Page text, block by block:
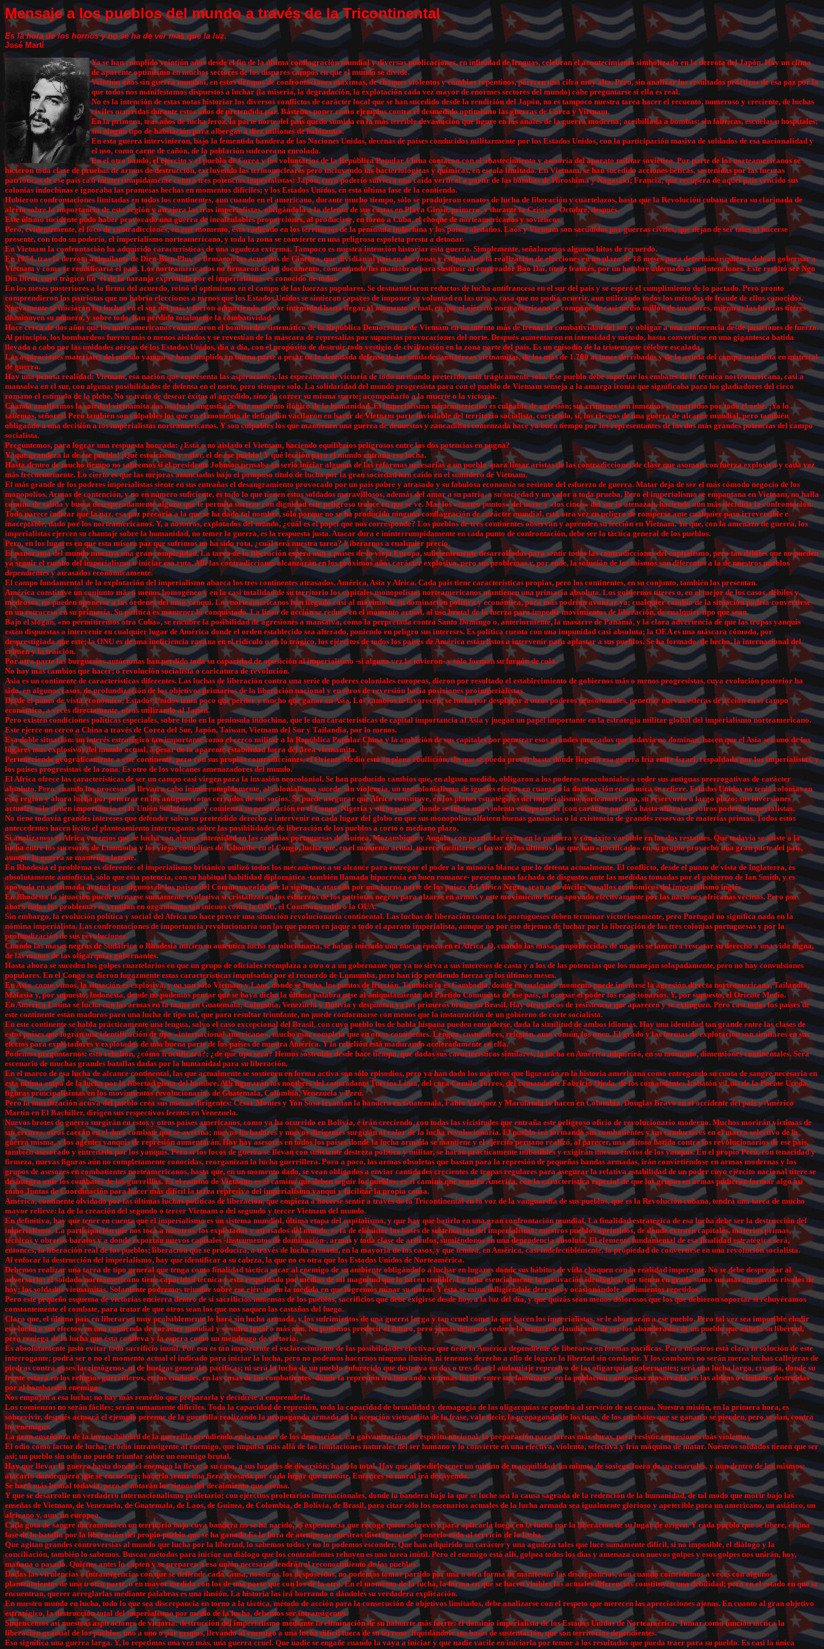
Mensaje a los pueblos del mundo a través de la Tricontinental
Es la hora de los hornos y no se ha de ver más que la luz.
José Martí
Ya se han cumplido veintiún años desde el fin de la última conflagración mundial y diversas publicaciones, en infinidad de lenguas, celebran el acontecimiento simbolizado en la derrota del Japón. Hay un clima
de aparente optimismo en muchos sectores de los dispares campos en que el mundo se divide.
Veintiún años sin guerra mundial, en estos tiempos de confrontaciones máximas, de choques violentos y cambios repentinos, parecen una cifra muy alta. Pero, sin analizar los resultados prácticos de esa paz por la
que todos nos manifestamos dispuestos a luchar (la miseria, la degradación, la explotación cada vez mayor de enormes sectores del mundo) cabe preguntarse si ella es real.
No es la intención de estas notas historiar los diversos conflictos de carácter local que se han sucedido desde la rendición del Japón, no es tampoco nuestra tarea hacer el recuento, numeroso y creciente, de luchas
civiles ocurridas durante estos años de pretendida paz. Bástenos poner como ejemplos contra el desmedido optimismo las guerras de Corea y Vietnam.
En la primera, tras años de lucha feroz, la parte norte del país quedó sumida en la más terrible devastación que figure en los anales de la guerra moderna; acribillada a bombas; sin fábricas, escuelas u hospitales;
sin ningún tipo de habitación para albergar a diez millones de habitantes.
En esta guerra intervinieron, bajo la fementida bandera de las Naciones Unidas, decenas de países conducidos militarmente por los Estados Unidos, con la participación masiva de soldados de esa nacionalidad y
el uso, como carne de cañón, de la población sudcoreana enrolada.
En el otro bando, el ejército y el pueblo de Corea y los voluntarios de la República Popular China contaron con el abastecimiento y asesoría del aparato militar soviético. Por parte de los norteamericanos se
hicieron toda clase de pruebas de armas de destrucción, excluyendo las termonucleares pero incluyendo las bacteriológicas y químicas, en escala limitada. En Vietnam, se han sucedido acciones bélicas, sostenidas por las fuerzas
patrióticas de ese país casi ininterrumpidamente contra tres potencias imperialistas: Japón, cuyo poderío sufriera una caída vertical a partir de las bombas de Hiroshima y Nagasaki; Francia, que recupera de aquel país vencido sus
colonias indochinas e ignoraba las promesas hechas en momentos difíciles; y los Estados Unidos, en esta última fase de la contienda.
Hubieron confrontaciones limitadas en todos los continentes, aun cuando en el americano, durante mucho tiempo, sólo se produjeron conatos de lucha de liberación y cuartelazos, hasta que la Revolución cubana diera su clarinada de
alerta sobre la importancia de esta región y atrajera las iras imperialistas, obligándola a la defensa de sus costas en Playa Girón, primero, y durante la Crisis de Octubre, después.
Este último incidente pudo haber provocado una guerra de incalculables proporciones, al producirse, en torno a Cuba, el choque de norteamericanos y soviéticos.
Pero, evidentemente, el foco de contradicciones, en este momento, está radicado en los territorios de la península indochina y los países aledaños. Laos y Vietnam son sacudidos por guerras civiles, que dejan de ser tales al hacerse
presente, con todo su poderío, el imperialismo norteamericano, y toda la zona se convierte en una peligrosa espoleta presta a detonar.
En Vietnam la confrontación ha adquirido características de una agudeza extrema. Tampoco es nuestra intención historiar esta guerra. Simplemente, señalaremos algunos hitos de recuerdo.
En 1954, tras la derrota aniquilante de Dien-Bien-Phu, se firmaron los acuerdos de Ginebra, que dividían al país en dos zonas y estipulaban la realización de elecciones en un plazo de 18 meses para determinar quiénes debían gobernar a
Vietnam y cómo se reunificaría el país. Los norteamericanos no firmaron dicho documento, comenzando las maniobras para sustituir al emperador Bao Dai, títere francés, por un hombre adecuado a sus intenciones. Este resultó ser Ngo
Din Diem, cuyo trágico fin -el de la naranja exprimida por el imperialismo- es conocido de todos.
En los meses posteriores a la firma del acuerdo, reinó el optimismo en el campo de las fuerzas populares. Se desmantelaron reductos de lucha antifrancesa en el sur del país y se esperó el cumplimiento de lo pactado. Pero pronto
comprendieron los patriotas que no habría elecciones a menos que los Estados Unidos se sintieran capaces de imponer su voluntad en las urnas, cosa que no podía ocurrir, aun utilizando todos los métodos de fraude de ellos conocidos.
Nuevamente se iniciaron las luchas en el sur del país y fueron adquiriendo mayor intensidad hasta llegar al momento actual, en que el ejército norteamericano se compone de casi medio millón de invasores, mientras las fuerzas títeres
disminuyen su número, y sobre todo, han perdido totalmente la combatividad.
Hace cerca de dos años que los norteamericanos comenzaron el bombardeo sistemático de la República Democrática de Vietnam en un intento más de frenar la combatividad del sur y obligar a una conferencia desde posiciones de fuerza.
Al principio, los bombardeos fueron más o menos aislados y se revestían de la máscara de represalias por supuestas provocaciones del norte. Después aumentaron en intensidad y método, hasta convertirse en una gigantesca batida
llevada a cabo por las unidades aéreas de los Estados Unidos, día a día, con el propósito de destruir todo vestigio de civilización en la zona norte del país. Es un episodio de la tristemente célebre escalada.
Las aspiraciones materiales del mundo yanqui se han cumplido en buena parte a pesar de la denodada defensa de las unidades antiaéreas vietnamitas, de los más de 1.700 aviones derribados y de la ayuda del campo socialista en material
de guerra.
Hay una penosa realidad: Vietnam, esa nación que representa las aspiraciones, las esperanzas de victoria de todo un mundo preterido, está trágicamente solo. Ese pueblo debe soportar los embates de la técnica norteamericana, casi a
mansalva en el sur, con algunas posibilidades de defensa en el norte, pero siempre solo. La solidaridad del mundo progresista para con el pueblo de Vietnam semeja a la amarga ironía que significaba para los gladiadores del circo
romano el estímulo de la plebe. No se trata de desear éxitos al agredido, sino de correr su misma suerte; acompañarlo a la muerte o la victoria.
Cuando analizamos la soledad vietnamita nos asalta la angustia de este momento ilógico de la humanidad. El imperialismo norteamericano es culpable de agresión; sus crímenes son inmensos y repartidos por todo el orbe. ¡Ya lo
sabemos, señores! Pero también son culpables los que en el momento de definición vacilaron en hacer de Vietnam parte inviolable del territorio socialista, corriendo, sí, los riesgos de una guerra de alcance mundial, pero también
obligando a una decisión a los imperialistas norteamericanos. Y son culpables los que mantienen una guerra de denuestos y zancadillas comenzada hace ya buen tiempo por los representantes de las dos más grandes potencias del campo
socialista.
Preguntemos, para lograr una respuesta honrada: ¿Está o no aislado el Vietnam, haciendo equilibrios peligrosos entre las dos potencias en pugna?
Y ¡qué grandeza la de ese pueblo! ¡Qué estoicismo y valor, el de ese pueblo! Y qué lección para el mundo entraña esa lucha.
Hasta dentro de mucho tiempo no sabremos si el presidente Johnson pensaba en serio iniciar algunas de las reformas necesarias a un pueblo -para limar aristas de las contradicciones de clase que asoman con fuerza explosiva y cada vez
más frecuentemente. Lo cierto es que las mejoras anunciadas bajo el pomposo título de lucha por la gran sociedad han caído en el sumidero de Vietnam.
El más grande de los poderes imperialistas siente en sus entrañas el desangramiento provocado por un país pobre y atrasado y su fabulosa economía se resiente del esfuerzo de guerra. Matar deja de ser el más cómodo negocio de los
monopolios. Armas de contención, y no en número suficiente, es todo lo que tienen estos soldados maravillosos, además del amor a su patria, a su sociedad y un valor a toda prueba. Pero el imperialismo se empantana en Vietnam, no halla
camino de salida y busca desesperadamente alguno que le permita sortear con dignidad este peligroso trance en que se ve. Mas los «cuatro puntos» del norte y «los cinco» del sur lo atenazan, haciendo aún más decidida la confrontación.
Todo parece indicar que la paz, esa paz precaria a la que se ha dado tal nombre, sólo porque no se ha producido ninguna conflagración de carácter mundial, está otra vez en peligro de romperse ante cualquier paso irreversible e
inaceptable, dado por los norteamericanos. Y, a nosotros, explotados del mundo, ¿cuál es el papel que nos corresponde? Los pueblos de tres continentes observan y aprenden su lección en Vietnam. Ya que, con la amenaza de guerra, los
imperialistas ejercen su chantaje sobre la humanidad, no temer la guerra, es la respuesta justa. Atacar dura e ininterrumpidamente en cada punto de confrontación, debe ser la táctica general de los pueblos.
Pero, en los lugares en que esta mísera paz que sufrimos no ha sido rota, ¿cuál será nuestra tarea? Liberarnos a cualquier precio.
El panorama del mundo muestra una gran complejidad. La tarea de la liberación espera aún a países de la vieja Europa, suficientemente desarrollados para sentir todas las contradicciones del capitalismo, pero tan débiles que no pueden
ya seguir el rumbo del imperialismo o iniciar esa ruta. Allí las contradicciones alcanzarán en los próximos años carácter explosivo, pero sus problemas y, por ende, la solución de los mismos son diferentes a la de nuestros pueblos
dependientes y atrasados económicamente.
El campo fundamental de la explotación del imperialismo abarca los tres continentes atrasados, América, Asia y Africa. Cada país tiene características propias, pero los continentes, en su conjunto, también las presentan.
América constituye un conjunto más o menos homogéneo y en la casi totalidad de su territorio los capitales monopolistas norteamericanos mantienen una primacía absoluta. Los gobiernos títeres o, en el mejor de los casos, débiles y
medrosos, no pueden oponerse a las órdenes del amo yanqui. Los norteamericanos han llegado casi al máximo de su dominación política y económica, poco más podrían avanzar ya; cualquier cambio de la situación podría convertirse
en un retroceso en su primacía. Su política es mantener lo conquistado. La línea de acción se reduce en el momento actual, al uso brutal de la fuerza para impedir movimientos de liberación, de cualquier tipo que sean.
Bajo el slogan, «no permitiremos otra Cuba», se encubre la posibilidad de agresiones a mansalva, como la perpretada contra Santo Domingo o, anteriormente, la masacre de Panamá, y la clara advertencia de que las tropas yanquis
están dispuestas a intervenir en cualquier lugar de América donde el orden establecido sea alterado, poniendo en peligro sus intereses. Es política cuenta con una impunidad casi absoluta; la OEA es una máscara cómoda, por
desprestigiada que esté; la ONU es de una ineficiencia rayana en el ridículo o en lo trágico, los ejércitos de todos los países de América están listos a intervenir para aplastar a sus pueblos. Se ha formado, de hecho, la internacional del
crimen y la traición.
Por otra parte las burguesías autóctonas han perdido toda su capacidad de oposición al imperialismo -si alguna vez la tuvieron- y sólo forman su furgón de cola.
No hay más cambios que hacer; o revolución socialista o caricatura de revolución.
Asia es un continente de características diferentes. Las luchas de liberación contra una serie de poderes coloniales europeos, dieron por resultado el establecimiento de gobiernos más o menos progresistas, cuya evolución posterior ha
sido, en algunos casos, de profundización de los objetivos primarios de la liberación nacional y en otros de reversión hacia posiciones proimperialistas.
Desde el punto de vista económico, Estados Unidos tenía poco que perder y mucho que ganar en Asia. Los cambios le favorecen; se lucha por desplazar a otros poderes neocoloniales, penetrar nuevas esferas de acción en el campo
económico, a veces directamente, otras utilizando al Japón.
Pero existen condiciones políticas especiales, sobre todo en la península indochina, que le dan características de capital importancia al Asia y juegan un papel importante en la estrategia militar global del imperialismo norteamericano.
Este ejerce un cerco a China a través de Corea del Sur, Japón, Taiwan, Vietnam del Sur y Tailandia, por lo menos.
Esa doble situación: un interés estratégico tan importante como el cerco militar a la República Popular China y la ambición de sus capitales por penetrar esos grandes mercados que todavía no dominan, hacen que el Asia sea uno de los
lugares más explosivos del mundo actual, a pesar de la aparente estabilidad fuera del área vietnamita.
Perteneciendo geográficamente a este continente, pero con sus propias contradicciones, el Oriente Medio está en plena ebullición, sin que se pueda prever hasta dónde llegará esa guerra fría entre Israel, respaldada por los imperialistas, y
los países progresistas de la zona. Es otro de los volcanes amenazadores del mundo.
El Africa ofrece las características de ser un campo casi virgen para la invasión neocolonial. Se han producido cambios que, en alguna medida, obligaron a los poderes neocoloniales a ceder sus antiguas prerrogativas de carácter
absoluto. Pero, cuando los procesos se llevan a cabo ininterrumpidamente, al colonialismo sucede, sin violencia, un neocolonialismo de iguales efectos en cuanto a la dominación económica se refiere. Estados Unidos no tenía colonias en
esta región y ahora lucha por penetrar en los antiguos cotos cerrados de sus socios. Se puede asegurar que Africa constituye, en los planes estratégicos del imperialismo norteamericano, su reservorio a largo plazo; sus inversiones
actuales sólo tienen importancia en la Unión Sudafricana y comienza su penetración en el Congo, Nigeria y otros países, donde se inicia una violenta competencia (con carácter pacífico hasta ahora) con otros poderes imperialistas.
No tiene todavía grandes intereses que defender salvo su pretendido derecho a intervenir en cada lugar del globo en que sus monopolios olfateen buenas ganancias o la existencia de grandes reservas de materias primas. Todos estos
antecedentes hacen lícito el planteamiento interrogante sobre las posibilidades de liberación de los pueblos a corto o mediano plazo.
Si analizamos el Africa veremos que se lucha con alguna intensidad en las colonias portuguesas de Guinea, Mozambique y Angola, con particular éxito en la primera y con éxito variable en las dos restantes. Que todavía se asiste a la
lucha entre los sucesores de Lumumba y los viejos cómplices de Tshombe en el Congo, lucha que, en el momento actual, parece inclinarse a favor de los últimos, los que han «pacificado» en su propio provecho una gran parte del país,
aunque la guerra se mantenga latente.
En Rhodesia el problema es diferente: el imperialismo británico utilizó todos los mecanismos a su alcance para entregar el poder a la minoría blanca que lo detenta actualmente. El conflicto, desde el punto de vista de Inglaterra, es
absolutamente antioficial, sólo que esta potencia, con su habitual habilidad diplomática -también llamada hipocresía en buen romance- presenta una fachada de disgustos ante las medidas tomadas por el gobierno de Ian Smith, y es
apoyada en su taimada actitud por algunos de los países del Commonwealth que la siguen, y atacada por una buena parte de los países del Africa Negra, sean o no dóciles vasallos económicos del imperialismo inglés.
En Rhodesia la situación puede tornarse sumamente explosiva si cristalizaran los esfuerzos de los patriotas negros para alzarse en armas y este movimiento fuera apoyado efectivamente por las naciones africanas vecinas. Pero por
ahora todos los problemas se ventilan en organismos tan inicuos como la ONU, el Commonwealth o la OUA.
Sin embargo, la evolución política y social del Africa no hace prever una situación revolucionaria continental. Las luchas de liberación contra los portugueses deben terminar victoriosamente, pero Portugal no significa nada en la
nómina imperialista. Las confrontaciones de importancia revolucionaria son las que ponen en jaque a todo el aparato imperialista, aunque no por eso dejemos de luchar por la liberación de las tres colonias portuguesas y por la
profundización de sus revoluciones.
Cuando las masas negras de Sudáfrica o Rhodesia inicien su auténtica lucha revolucionaria, se habrá iniciado una nueva época en el Africa. O, cuando las masas empobrecidas de un país se lancen a rescatar su derecho a una vida digna,
de las manos de las oligarquías gobernantes.
Hasta ahora se suceden los golpes cuartelarios en que un grupo de oficiales reemplaza a otro o a un gobernante que ya no sirva a sus intereses de casta y a los de las potencias que los manejan solapadamente, pero no hay convulsiones
populares. En el Congo se dieron fugazmente estas características impulsadas por el recuerdo de Lumumba, pero han ido perdiendo fuerza en los últimos meses.
En Asia, como vimos, la situación es explosiva, y no son sólo Vietnam y Laos, donde se lucha, los puntos de fricción. También lo es Cambodia, donde en cualquier momento puede iniciarse la agresión directa norteamericana, Tailandia,
Malasia y, por supuesto, Indonesia, donde no podemos pensar que se haya dicho la última palabra pese al aniquilamiento del Partido Comunista de ese país, al ocupar el poder los reaccionarios. Y, por supuesto, el Oriente Medio.
En América Latina se lucha con las armas en la mano en Guatemala, Colombia, Venezuela y Bolivia y despuntan ya los primeros brotes en Brasil. Hay otros focos de resistencia que aparecen y se extinguen. Pero casi todos los países de
este continente están maduros para una lucha de tipo tal, que para resultar triunfante, no puede conformarse con menos que la instauración de un gobierno de corte socialista.
En este continente se habla prácticamente una lengua, salvo el caso excepcional del Brasil, con cuyo pueblo los de habla hispana pueden entenderse, dada la similitud de ambos idiomas. Hay una identidad tan grande entre las clases de
estos países que logran una identificación de tipo «internacional americano», mucho más completa que en otros continentes. Lengua, costumbres, religión, amo común, los unen. El grado y las formas de explotación son similares en sus
efectos para explotadores y explotados de una buena parte de los países de nuestra América. Y la rebelión está madurando aceleradamente en ella.
Podemos preguntarnos: esta rebelión, ¿cómo fructificará?; ¿de qué tipo será? Hemos sostenido desde hace tiempo, que dadas sus características similares, la lucha en América adquirirá, en su momento, dimensiones continentales. Será
escenario de muchas grandes batallas dadas por la humanidad para su liberación.
En el marco de esa lucha de alcance continental, las que actualmente se sostienen en forma activa son sólo episodios, pero ya han dado los mártires que figurarán en la historia americana como entregando su cuota de sangre necesaria en
esta última etapa de la lucha por la libertad plena del hombre. Allí figurarán los nombres del comandante Turcios Lima, del cura Camilo Torres, del comandante Fabricio Ojeda, de los comandantes Lobatón y Luis de la Puente Uceda,
figuras principalísimas en los movimientos revolucionarios de Guatemala, Colombia, Venezuela y Perú.
Pero la movilización activa del pueblo crea sus nuevos dirigentes: César Montes y Yon Sosa levantan la bandera en Guatemala, Fabio Vázquez y Marulanda lo hacen en Colombia, Douglas Bravo en el occidente del país y Américo
Martín en El Bachiller, dirigen sus respectivos frentes en Venezuela.
Nuevos brotes de guerra surgirán en estos y otros países americanos, como ya ha ocurrido en Bolivia, e irán creciendo, con todas las vicisitudes que entraña este peligroso oficio de revolucionario moderno. Muchos morirán víctimas de
sus errores, otros caerán en el duro combate que se avecina; nuevos luchadores y nuevos dirigentes surgirán al calor de la lucha revolucionaria. El pueblo irá formando sus combatientes y sus conductores en el marco selectivo de la
guerra misma, y los agentes yanquis de represión aumentarán. Hoy hay asesores en todos los países donde la lucha armada se mantiene y el ejército peruano realizó, al parecer, una exitosa batida contra los revolucionarios de ese país,
también asesorado y entrenado por los yanquis. Pero si los focos de guerra se llevan con suficiente destreza política y militar, se harán prácticamente imbatibles y exigirán nuevos envíos de los yanquis. En el propio Perú, con tenacidad y
firmeza, nuevas figuras aún no completamente conocidas, reorganizan la lucha guerrillera. Poco a poco, las armas obsoletas que bastan para la represión de pequeñas bandas armadas, irán convirtiéndose en armas modernas y los
grupos de asesores en combatientes norteamericanos, hasta que, en un momento dado, se vean obligados a enviar cantidades crecientes de tropas regulares para asegurar la relativa estabilidad de un poder cuyo ejército nacional títere se
desintegra ante los combates de las guerrillas. Es el camino de Vietnam; es el camino que deben seguir los pueblos; es el camino que seguirá América, con la característica especial de que los grupos en armas pudieran formar algo así
como Juntas de Coordinación para hacer más difícil la tarea represiva del imperialismo yanqui y facilitar la propia causa.
América, continente olvidado por las últimas luchas políticas de liberación, que empieza a hacerse sentir a través de la Tricontinental en la voz de la vanguardia de sus pueblos, que es la Revolución cubana, tendrá una tarea de mucho
mayor relieve: la de la creación del segundo o tercer Vietnam o del segundo y tercer Vietnam del mundo.
En definitiva, hay que tener en cuenta que el imperialismo es un sistema mundial, última etapa del capitalismo, y que hay que batirlo en una gran confrontación mundial. La finalidad estratégica de esa lucha debe ser la destrucción del
imperialismo. La participación que nos toca a nosotros, los explotados y atrasados del mundo, es la de eliminar las bases de sustentación del imperialismo: nuestros pueblos oprimidos, de donde extraen capitales, materias primas,
técnicos y obreros baratos y a donde exportan nuevos capitales -instrumentos de dominación-, armas y toda clase de artículos, sumiéndonos en una dependencia absoluta. El elemento fundamental de esa finalidad estratégica será,
entonces, la liberación real de los pueblos; liberación que se producirá, a través de lucha armada, en la mayoría de los casos, y que tendrá, en América, casi indefectiblemente, la propiedad de convertirse en una revolución socialista.
Al enfocar la destrucción del imperialismo, hay que identificar a su cabeza, la que no es otra que los Estados Unidos de Norteamérica.
Debemos realizar una tarea de tipo general que tenga como finalidad táctica sacar al enemigo de su ambiente obligándolo a luchar en lugares donde sus hábitos de vida choquen con la realidad imperante. No se debe despreciar al
adversario; el soldado norteamericano tiene capacidad técnica y está respaldado por medios de tal magnitud que lo hacen temible. Le falta esencialmente la motivación ideológica, que tienen en grado sumo sus más enconados rivales de
hoy: los soldados vietnamitas. Solamente podremos triunfar sobre ese ejército en la medida en que logremos minar su moral. Y ésta se mina infligiéndole derrotas y ocasionándole sufrimientos repetidos.
Pero este pequeño esquema de victorias encierra dentro de sí sacrificios inmensos de los pueblos, sacrificios que debe exigirse desde hoy, a la luz del día, y que quizás sean menos dolorosos que los que debieron soportar si rehuyéramos
constantemente el combate, para tratar de que otros sean los que nos saquen las castañas del fuego.
Claro que, el último país en liberarse, muy probablemente lo hará sin lucha armada, y los sufrimientos de una guerra larga y tan cruel como la que hacen los imperialistas, se le ahorrarán a ese pueblo. Pero tal vez sea imposible eludir
esa lucha o sus efectos, en una contienda de carácter mundial y se sufra igual o más aún. No podemos predecir el futuro, pero jamás debemos ceder a la tentación claudicante de ser los abanderados de un pueblo que anhela su libertad,
pero reniega de la lucha que ésta conlleva y la espera como un mendrugo de victoria.
Es absolutamente justo evitar todo sacrificio inútil. Por eso es tan importante el esclarecimiento de las posibilidades efectivas que tiene la América dependiente de liberarse en formas pacíficas. Para nosotros está clara la solución de este
interrogante; podrá ser o no el momento actual el indicado para iniciar la lucha, pero no podemos hacernos ninguna ilusión, ni tenemos derecho a ello de lograr la libertad sin combatir. Y los combates no serán meras luchas callejeras de
piedras contra gases lacrimógenos, ni de huelgas generales pacíficas; ni será la lucha de un pueblo enfurecido que destruya en dos o tres días el andamiaje represivo de las oligarquías gobernantes; será una lucha larga, cruenta, donde su
frente estará en los refugios guerrilleros, en las ciudades, en las casas de los combatientes -donde la represión irá buscando víctimas fáciles entre sus familiares- en la población campesina masacrada, en las aldeas o ciudades destruidas
por el bombardeo enemigo.
Nos empujan a esa lucha; no hay más remedio que prepararla y decidirse a emprenderla.
Los comienzos no serán fáciles; serán sumamente difíciles. Toda la capacidad de represión, toda la capacidad de brutalidad y demagogia de las oligarquías se pondrá al servicio de su causa. Nuestra misión, en la primera hora, es
sobrevivir, después actuará el ejemplo perenne de la guerrilla realizando la propaganda armada en la acepción vietnamita de la frase, vale decir, la propaganda de los tiros, de los combates que se ganan o se pierden, pero se dan, contra
los enemigos.
La gran enseñanza de la invencibilidad de la guerrilla prendiendo en las masas de los desposeídos. La galvanización del espíritu nacional, la preparación para tareas más duras, para resistir represiones más violentas.
El odio como factor de lucha; el odio intransigente al enemigo, que impulsa más allá de las limitaciones naturales del ser humano y lo convierte en una efectiva, violenta, selectiva y fría máquina de matar. Nuestros soldados tienen que ser
así; un pueblo sin odio no puede triunfar sobre un enemigo brutal.
Hay que llevar la guerra hasta donde el enemigo la lleve: a su casa, a sus lugares de diversión; hacerla total. Hay que impedirle tener un minuto de tranquilidad, un minuto de sosiego fuera de sus cuarteles, y aun dentro de los mismos:
atacarlo dondequiera que se encuentre; hacerlo sentir una fiera acosada por cada lugar que transite. Entonces su moral irá decayendo.
Se hará más bestial todavía, pero se notarán los signos del decaimiento que asoma.
Y que se desarrolle un verdadero internacionalismo proletario; con ejércitos proletarios internacionales, donde la bandera bajo la que se luche sea la causa sagrada de la redención de la humanidad, de tal modo que morir bajo las
enseñas de Vietnam, de Venezuela, de Guatemala, de Laos, de Guinea, de Colombia, de Bolivia, de Brasil, para citar sólo los escenarios actuales de la lucha armada sea igualmente glorioso y apetecible para un americano, un asiático, un
africano y, aun, un europeo.
Cada gota de sangre derramada en un territorio bajo cuya bandera no se ha nacido, es experiencia que recoge quien sobrevive para aplicarla luego en la lucha por la liberación de su lugar de origen. Y cada pueblo que se libere, es una
fase de la batalla por la liberación del propio pueblo que se ha ganado.Es la hora de atemperar nuestras discrepancias y ponerlo todo al servicio de la lucha.
Que agitan grandes controversias al mundo que lucha por la libertad, lo sabemos todos y no lo podemos esconder. Que han adquirido un carácter y una agudeza tales que luce sumamente difícil, si no imposible, el diálogo y la
conciliación, también lo sabemos. Buscar métodos para iniciar un diálogo que los contendientes rehuyen es una tarea inútil. Pero el enemigo está allí, golpea todos los días y amenaza con nuevos golpes y esos golpes nos unirán, hoy,
mañana o pasado. Quienes antes lo capten y se preparen a esa unión necesaria tendrán el reconocimiento de los pueblos.
Dadas las virulencias e intransigencias con que se defiende cada causa, nosotros, los desposeídos, no podemos tomar partido por una u otra forma de manifestar las discrepancias, aun cuando coincidamos a veces con algunos
planteamientos de una u otra parte, o en mayor medida con los de una parte que con los de la otra. En el momento de la lucha, la forma en que se hacen visibles las actuales diferencias constituyen una debilidad; pero en el estado en que se
encuentran, querer arreglarlas mediante palabras es una ilusión. La historia las irá borrando o dándoles su verdadera explicación.
En nuestro mundo en lucha, todo lo que sea discrepancia en torno a la táctica, método de acción para la consecución de objetivos limitados, debe analizarse con el respeto que merecen las apreciaciones ajenas. En cuanto al gran objetivo
estratégico, la destrucción total del imperialismo por medio de la lucha, debemos ser intransigentes.
Sinteticemos así nuestras aspiraciones de victoria: destrucción del imperialismo mediante la eliminación de su baluarte más fuerte: el dominio imperialista de los Estados Unidos de Norteamérica. Tomar como función táctica la
liberación gradual de los pueblos, uno a uno o por grupos, llevando al enemigo a una lucha difícil fuera de su terreno; liquidándole sus bases de sustentación, que son territorios dependientes.
Eso significa una guerra larga. Y, lo repetimos una vez más, una guerra cruel. Que nadie se engañe cuando la vaya a iniciar y que nadie vacile en iniciarla por temor a los resultados que pueda traer para su pueblo. Es casi la única